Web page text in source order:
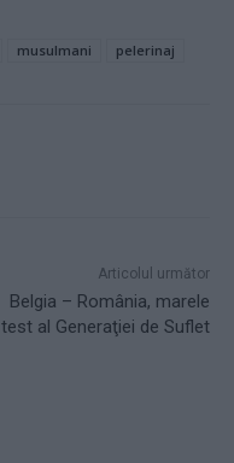
musulmani pelerinaj
Articolul următor
Belgia – România, marele
test al Generaţiei de Suflet